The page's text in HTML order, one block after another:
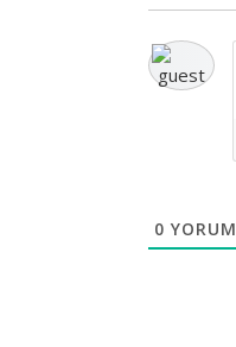
0 YORUM